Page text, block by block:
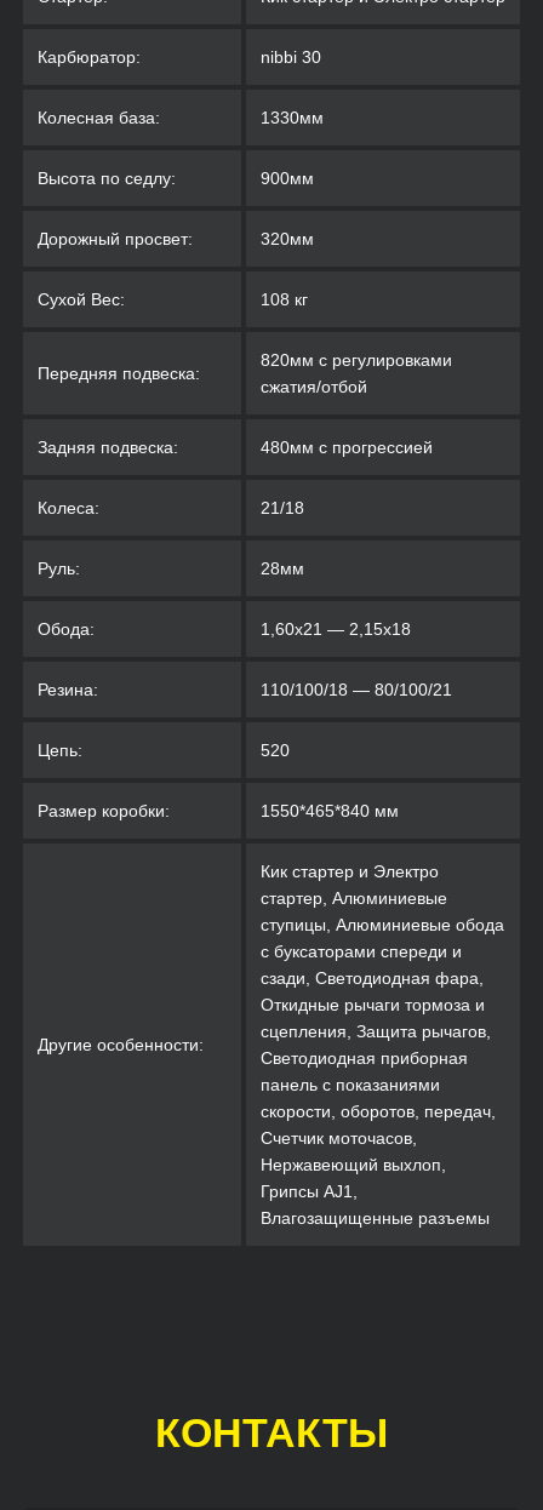
Карбюратор: nibbi 30
Колесная база: 1330мм
Высота по седлу: 900мм
Дорожный просвет: 320мм
Сухой Вес: 108 кг
Передняя подвеска:
820мм с регулировками
сжатия/отбой
Задняя подвеска: 480мм с прогрессией
Колеса: 21/18
Руль: 28мм
Обода: 1,60х21 — 2,15х18
Резина: 110/100/18 — 80/100/21
Цепь: 520
Размер коробки: 1550*465*840 мм
Другие особенности:
Кик стартер и Электро
стартер, Алюминиевые
ступицы, Алюминиевые обода
с буксаторами спереди и
сзади, Светодиодная фара,
Откидные рычаги тормоза и
сцепления, Защита рычагов,
Светодиодная приборная
панель с показаниями
скорости, оборотов, передач,
Счетчик моточасов,
Нержавеющий выхлоп,
Грипсы AJ1,
Влагозащищенные разъемы
КОНТАКТЫ